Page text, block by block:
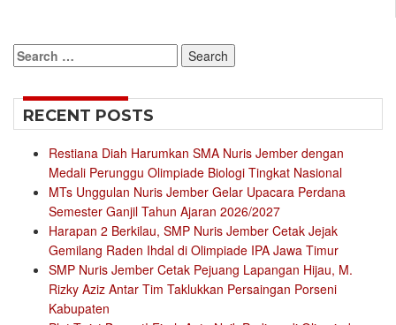
Search
for:
RECENT POSTS
Restiana Diah Harumkan SMA Nuris Jember dengan
Medali Perunggu Olimpiade Biologi Tingkat Nasional
MTs Unggulan Nuris Jember Gelar Upacara Perdana
Semester Ganjil Tahun Ajaran 2026/2027
Harapan 2 Berkilau, SMP Nuris Jember Cetak Jejak
Gemilang Raden Ihdal di Olimpiade IPA Jawa Timur
SMP Nuris Jember Cetak Pejuang Lapangan Hijau, M.
Rizky Aziz Antar Tim Taklukkan Persaingan Porseni
Kabupaten